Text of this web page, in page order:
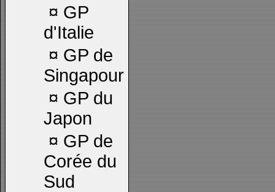
¤ GP
d'Italie
¤ GP de
Singapour
¤ GP du
Japon
¤ GP de
Corée du
Sud